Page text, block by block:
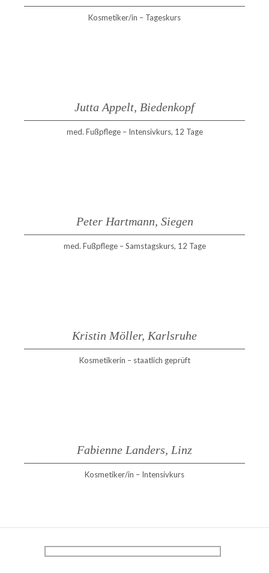
Kosmetiker/in – Tageskurs
Jutta Appelt, Biedenkopf
med. Fußpflege – Intensivkurs, 12 Tage
Peter Hartmann, Siegen
med. Fußpflege – Samstagskurs, 12 Tage
Kristin Möller, Karlsruhe
Kosmetikerin – staatlich geprüft
Fabienne Landers, Linz
Kosmetiker/in – Intensivkurs